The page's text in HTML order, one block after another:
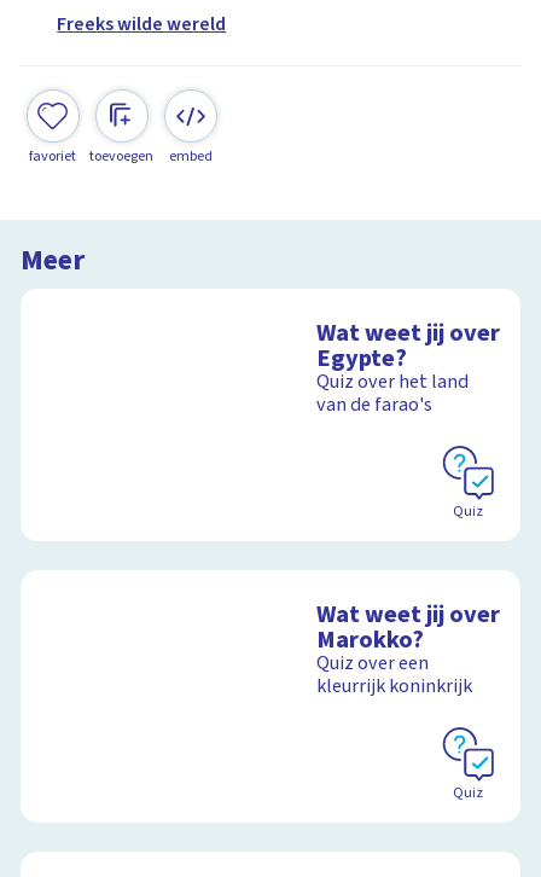
Freeks wilde wereld
favoriet toevoegen embed
Meer
Wat weet jij over
Egypte?
Quiz over het land
van de farao's
Quiz
Wat weet jij over
Marokko?
Quiz over een
kleurrijk koninkrijk
Quiz